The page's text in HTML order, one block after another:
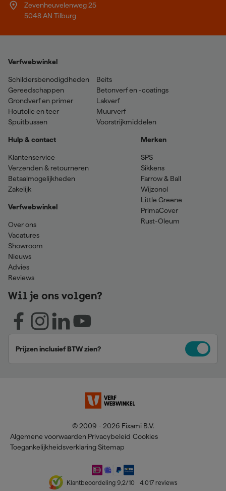
Zevenheuvelenweg 25
5048 AN Tilburg
Verfwebwinkel
Schildersbenodigdheden
Gereedschappen
Grondverf en primer
Houtolie en teer
Spuitbussen
Beits
Betonverf en -coatings
Lakverf
Muurverf
Voorstrijkmiddelen
Hulp & contact
Klantenservice
Verzenden & retourneren
Betaalmogelijkheden
Zakelijk
Verfwebwinkel
Over ons
Vacatures
Showroom
Nieuws
Advies
Reviews
Merken
SPS
Sikkens
Farrow & Ball
Wijzonol
Little Greene
PrimaCover
Rust-Oleum
Wil je ons volgen?
Prijzen inclusief BTW zien?
© 2009 - 2026 Fixami B.V.
Algemene voorwaarden Privacybeleid Cookies
Toegankelijkheidsverklaring Sitemap
Klantbeoordeling 9,2/10 4.017 reviews